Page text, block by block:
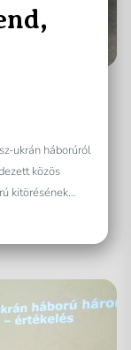
ukrán háborúról
közös
kitörésének